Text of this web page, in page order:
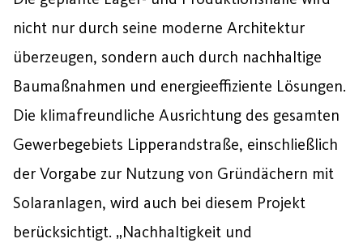
nicht nur durch seine moderne Architektur
überzeugen, sondern auch durch nachhaltige
Baumaßnahmen und energieeffiziente Lösungen.
Die klimafreundliche Ausrichtung des gesamten
Gewerbegebiets Lipperandstraße, einschließlich
der Vorgabe zur Nutzung von Gründächern mit
Solaranlagen, wird auch bei diesem Projekt
berücksichtigt. „Nachhaltigkeit und